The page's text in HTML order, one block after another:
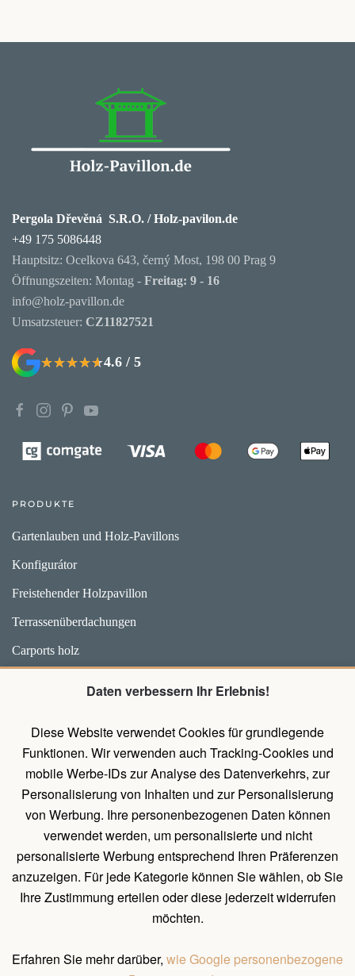
Daten verbessern Ihr Erlebnis!
Diese Website verwendet Cookies für grundlegende
Funktionen. Wir verwenden auch Tracking-Cookies und
mobile Werbe-IDs zur Analyse des Datenverkehrs, zur
Personalisierung von Inhalten und zur Personalisierung
von Werbung. Ihre personenbezogenen Daten können
verwendet werden, um personalisierte und nicht
personalisierte Werbung entsprechend Ihren Präferenzen
anzuzeigen. Für jede Kategorie können Sie wählen, ob Sie
Ihre Zustimmung erteilen oder diese jederzeit widerrufen
möchten.
Erfahren Sie mehr darüber, wie Google personenbezogene
Pergola Dřevěná S.R.O. / Holz-pavilon.de
+49 175 5086448
Hauptsitz: Ocelkova 643, černý Most, 198 00 Prag 9
Öffnungszeiten: Montag - Freitag: 9 - 16
info@holz-pavillon.de
Umsatzsteuer: CZ11827521
★★★★★
★★★★★4.6 / 5
PRODUKTE
Gartenlauben und Holz-Pavillons
Konfigurátor
Freistehender Holzpavillon
Terrassenüberdachungen
Carports holz
Pavillons mit Wänden
UNTERLAGEN
Belehrung über das Widerrufsrecht
Allgemeines Verfahren zum Erstellen einer Bestellung
Natürliche Holzeigenschaften